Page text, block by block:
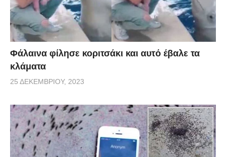
Φάλαινα φίλησε κοριτσάκι και αυτό έβαλε τα
κλάματα
25 ΔΕΚΕΜΒΡΊΟΥ, 2023